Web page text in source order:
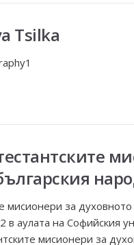
Tsilka
мисионери за
аулата на Софийския
мисионери за